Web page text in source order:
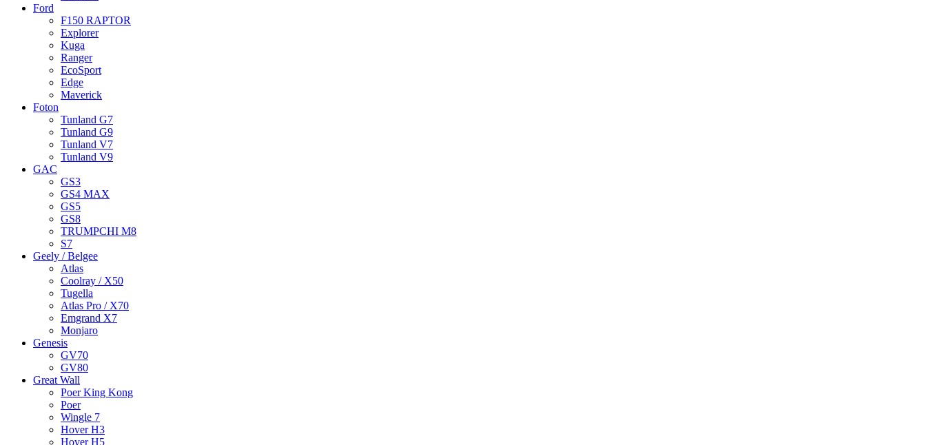
Ford
F150 RAPTOR
Explorer
Kuga
Ranger
EcoSport
Edge
Maverick
Foton
Tunland G7
Tunland G9
Tunland V7
Tunland V9
GAC
GS3
GS4 MAX
GS5
GS8
TRUMPCHI M8
S7
Geely / Belgee
Atlas
Coolray / X50
Tugella
Atlas Pro / X70
Emgrand X7
Monjaro
Genesis
GV70
GV80
Great Wall
Poer King Kong
Poer
Wingle 7
Hover H3
Hover H5